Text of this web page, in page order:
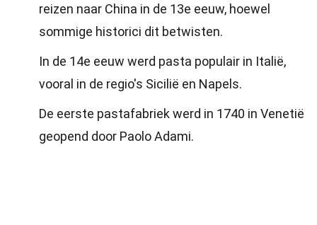
reizen naar China in de 13e eeuw, hoewel
sommige historici dit betwisten.
In de 14e eeuw werd pasta populair in Italië,
vooral in de regio's Sicilië en Napels.
De eerste pastafabriek werd in 1740 in Venetië
geopend door Paolo Adami.